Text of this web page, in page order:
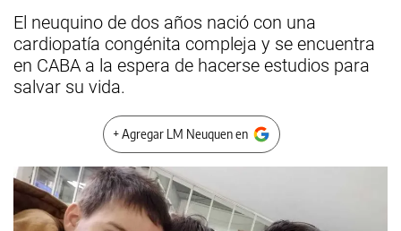
El neuquino de dos años nació con una
cardiopatía congénita compleja y se encuentra
en CABA a la espera de hacerse estudios para
salvar su vida.
+ Agregar LM Neuquen en